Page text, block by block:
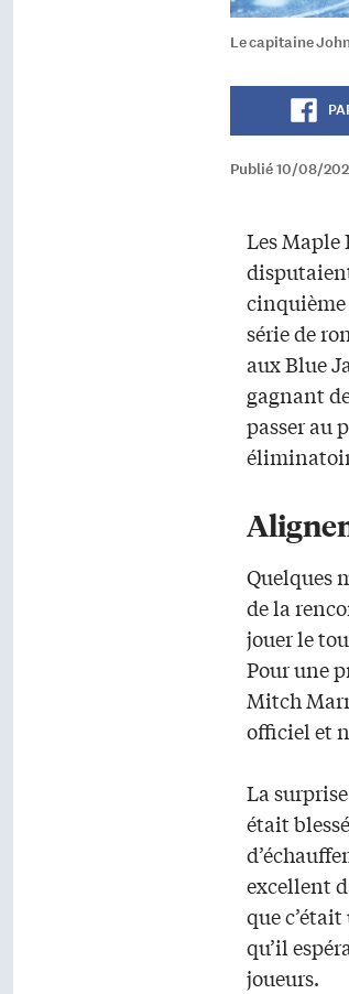
Le capitaine
Publié 10/08/
Les Maple
série de
aux Blue
gagnant
passer au
Quelques
de la
jouer le
Pour une
Mitch
officiel et
La
était
excellent
que
qu’il
joueurs.